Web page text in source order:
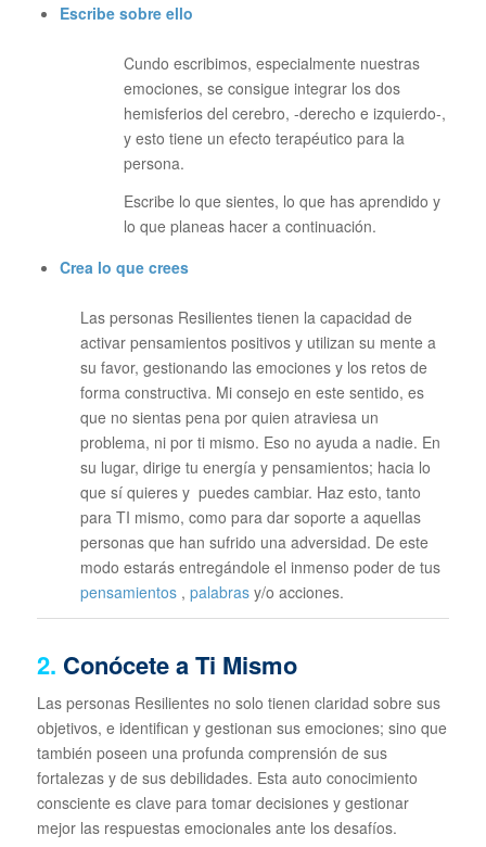
Escribe sobre ello
Cundo escribimos, especialmente nuestras
emociones, se consigue integrar los dos
hemisferios del cerebro, -derecho e izquierdo-,
y esto tiene un efecto terapéutico para la
persona.
Escribe lo que sientes, lo que has aprendido y
lo que planeas hacer a continuación.
Crea lo que crees
Las personas Resilientes tienen la capacidad de
activar pensamientos positivos y utilizan su mente a
su favor, gestionando las emociones y los retos de
forma constructiva. Mi consejo en este sentido, es
que no sientas pena por quien atraviesa un
problema, ni por ti mismo. Eso no ayuda a nadie. En
su lugar, dirige tu energía y pensamientos; hacia lo
que sí quieres y puedes cambiar. Haz esto, tanto
para TI mismo, como para dar soporte a aquellas
personas que han sufrido una adversidad. De este
modo estarás entregándole el inmenso poder de tus
pensamientos , palabrasy/o acciones.
2. Conócete a Ti Mismo
Las personas Resilientes no solo tienen claridad sobre sus
objetivos, e identifican y gestionan sus emociones; sino que
también poseen una profunda comprensión de sus
fortalezas y de sus debilidades. Esta auto conocimiento
consciente es clave para tomar decisiones y gestionar
mejor las respuestas emocionales ante los desafíos.